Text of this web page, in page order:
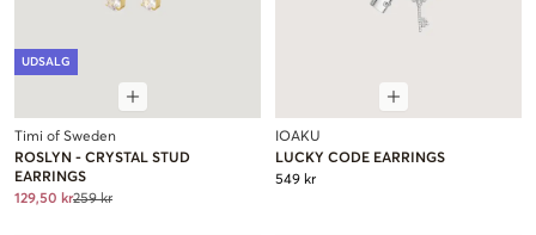
UDSALG
Timi of Sweden
ROSLYN - CRYSTAL STUD
EARRINGS
129,50 kr259 kr
IOAKU
LUCKY CODE EARRINGS
549 kr